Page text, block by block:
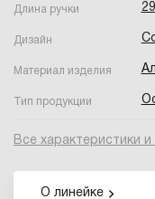
Длина ручки
Дизайн
Материал изделия
Тип продукции
Все характеристики и
О линейке